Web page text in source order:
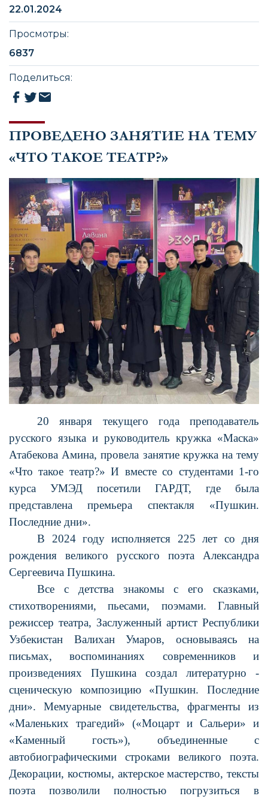
ПРОВЕДЕНО ЗАНЯТИЕ НА ТЕМУ
«ЧТО ТАКОЕ ТЕАТР?»
20 января текущего года преподаватель
русского языка и руководитель кружка «Маска»
Атабекова Амина, провела занятие кружка на тему
«Что такое театр?» И вместе со студентами 1-го
курса УМЭД посетили ГАРДТ, где была
представлена премьера спектакля «Пушкин.
Последние дни».
В 2024 году исполняется 225 лет со дня
рождения великого русского поэта Александра
Сергеевича Пушкина.
Все с детства знакомы с его сказками,
стихотворениями, пьесами, поэмами. Главный
режиссер театра, Заслуженный артист Республики
Узбекистан Валихан Умаров, основываясь на
письмах, воспоминаниях современников и
произведениях Пушкина создал литературно -
сценическую композицию «Пушкин. Последние
дни». Мемуарные свидетельства, фрагменты из
«Маленьких трагедий» («Моцарт и Сальери» и
«Каменный гость»), объединенные с
автобиографическими строками великого поэта.
Декорации, костюмы, актерское мастерство, тексты
поэта позволили полностью погрузиться в
22.01.2024
Просмотры:
6837
Поделиться: